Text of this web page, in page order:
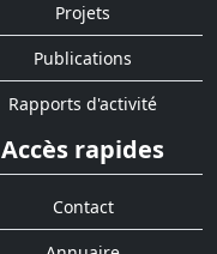
Projets
Publications
Rapports d'activité
Accès rapides
Contact